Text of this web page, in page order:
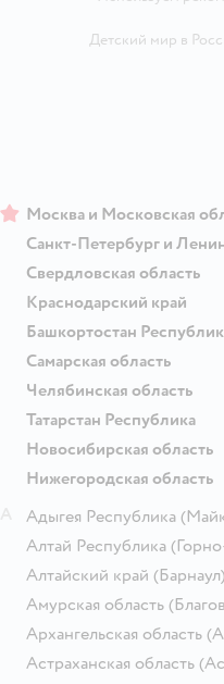
Детский мир в
Москва и Московская
Санкт-Петербург и
Свердловская область
Краснодарский край
Башкортостан
Самарская область
Челябинская область
Татарстан Республика
Новосибирская область
Нижегородская область
Адыгея Республика
Алтай Республика
Алтайский край (Барнаул)
Амурская область
Архангельская область
Астраханская область